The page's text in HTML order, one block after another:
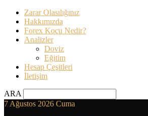
Zarar Olasılığınız
Hakkımızda
Forex Koçu Nedir?
Analizler
Doviz
Eğitim
Hesap Çeşitleri
İletişim
ARA
7 Ağustos 2026 Cuma